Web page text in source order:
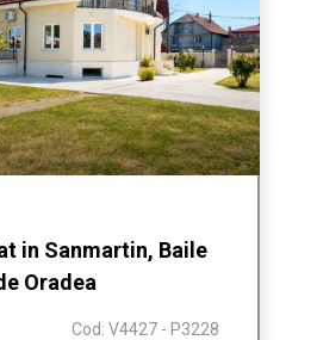
in Sanmartin, Baile
Oradea
Cod: V4427 - P3228